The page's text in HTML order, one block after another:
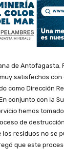
de Antofagasta,
satisfechos
como Dirección
conjunto con la
hemos
de
residuos no se
que este